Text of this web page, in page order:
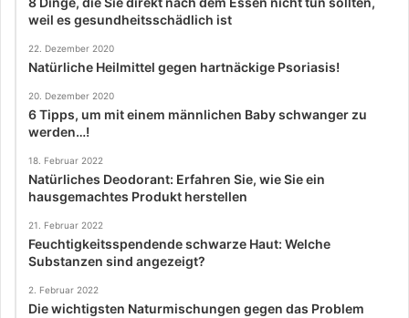
weil es gesundheitsschädlich ist
22. Dezember 2020
Natürliche Heilmittel gegen hartnäckige Psoriasis!
20. Dezember 2020
6 Tipps, um mit einem männlichen Baby schwanger zu
werden…!
18. Februar 2022
Natürliches Deodorant: Erfahren Sie, wie Sie ein
hausgemachtes Produkt herstellen
21. Februar 2022
Feuchtigkeitsspendende schwarze Haut: Welche
Substanzen sind angezeigt?
2. Februar 2022
Die wichtigsten Naturmischungen gegen das Problem